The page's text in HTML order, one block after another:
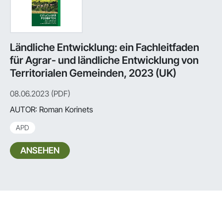
Ländliche Entwicklung: ein Fachleitfaden
für Agrar- und ländliche Entwicklung von
Territorialen Gemeinden, 2023 (UK)
08.06.2023 (PDF)
AUTOR: Roman Korinets
APD
ANSEHEN